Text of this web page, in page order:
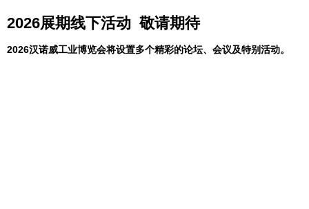
2026展期线下活动 敬请期待
2026汉诺威工业博览会将设置多个精彩的论坛、会议及特别活动。